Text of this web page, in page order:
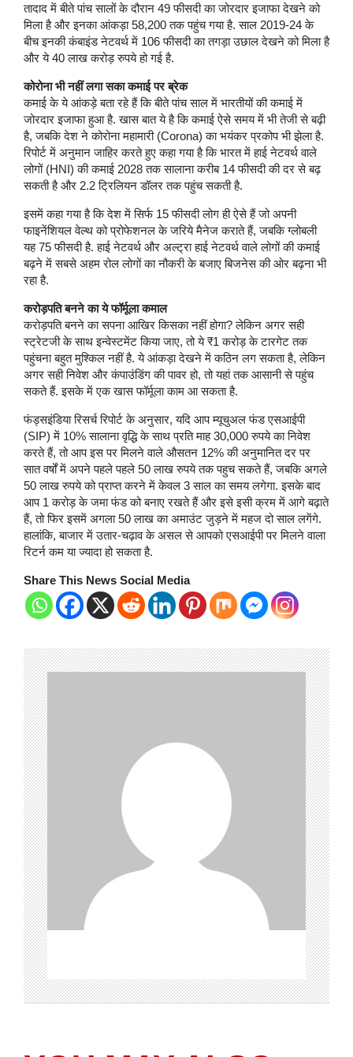
तादाद में बीते पांच सालों के दौरान 49 फीसदी का जोरदार इजाफा देखने को
मिला है और इनका आंकड़ा 58,200 तक पहुंच गया है. साल 2019-24 के
बीच इनकी कंबाइंड नेटवर्थ में 106 फीसदी का तगड़ा उछाल देखने को मिला है
और ये 40 लाख करोड़ रुपये हो गई है.
कोरोना भी नहीं लगा सका कमाई पर ब्रेक
कमाई के ये आंकड़े बता रहे हैं कि बीते पांच साल में भारतीयों की कमाई में
जोरदार इजाफा हुआ है. खास बात ये है कि कमाई ऐसे समय में भी तेजी से बढ़ी
है, जबकि देश ने कोरोना महामारी (Corona) का भयंकर प्रकोप भी झेला है.
रिपोर्ट में अनुमान जाहिर करते हुए कहा गया है कि भारत में हाई नेटवर्थ वाले
लोगों (HNI) की कमाई 2028 तक सालाना करीब 14 फीसदी की दर से बढ़
सकती है और 2.2 ट्रिलियन डॉलर तक पहुंच सकती है.
इसमें कहा गया है कि देश में सिर्फ 15 फीसदी लोग ही ऐसे हैं जो अपनी
फाइनेंशियल वेल्‍थ को प्रोफेशनल के जरिये मैनेज कराते हैं, जबकि ग्‍लोबली
यह 75 फीसदी है. हाई नेटवर्थ और अल्ट्रा हाई नेटवर्थ वाले लोगों की कमाई
बढ़ने में सबसे अहम रोल लोगों का नौकरी के बजाए बिजनेस की ओर बढ़ना भी
रहा है.
करोड़पति बनने का ये फॉर्मूला कमाल
करोड़पति बनने का सपना आखिर किसका नहीं होगा? लेकिन अगर सही
स्ट्रेटजी के साथ इन्वेस्टमेंट किया जाए, तो ये ₹1 करोड़ के टारगेट तक
पहुंचना बहुत मुश्किल नहीं है. ये आंकड़ा देखने में कठिन लग सकता है, लेकिन
अगर सही निवेश और कंपाउंडिंग की पावर हो, तो यहां तक आसानी से पहुंच
सकते हैं. इसके में एक खास फॉर्मूला काम आ सकता है.
फंड्सइंडिया रिसर्च रिपोर्ट के अनुसार, यदि आप म्यूचुअल फंड एसआईपी
(SIP) में 10% सालाना वृद्धि के साथ प्रति माह 30,000 रुपये का निवेश
करते हैं, तो आप इस पर मिलने वाले औसतन 12% की अनुमानित दर पर
सात वर्षों में अपने पहले पहले 50 लाख रुपये तक पहुच सकते हैं, जबकि अगले
50 लाख रुपये को प्राप्त करने में केवल 3 साल का समय लगेगा. इसके बाद
आप 1 करोड़ के जमा फंड को बनाए रखते हैं और इसे इसी क्रम में आगे बढ़ाते
हैं, तो फिर इसमें अगला 50 लाख का अमाउंट जुड़ने में महज दो साल लगेंगे.
हालांकि, बाजार में उतार-चढ़ाव के असल से आपको एसआईपी पर मिलने वाला
रिटर्न कम या ज्यादा हो सकता है.
Share This News Social Media